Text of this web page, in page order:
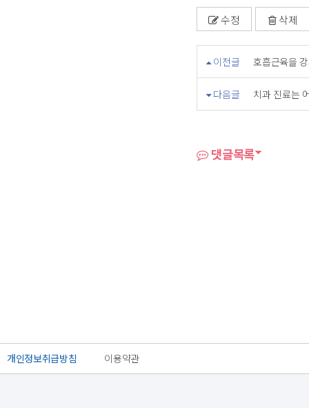
수정 삭제
이전글 호흡근육을
다음글 치과 진료는
댓글목록
개인정보취급방침 이용약관